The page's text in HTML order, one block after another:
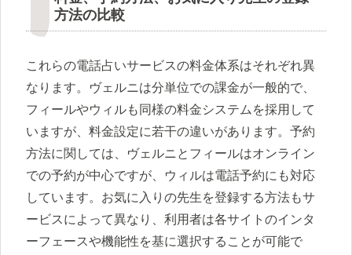
方法の比較
これらの電話占いサービスの料金体系はそれぞれ異
なります。ヴェルニは分単位での課金が一般的で、
フィールやウィルも同様の料金システムを採用して
いますが、料金設定に若干の違いがあります。予約
方法に関しては、ヴェルニとフィールはオンライン
での予約が中心ですが、ウィルは電話予約にも対応
しています。お気に入りの先生を登録する方法もサ
ービスによって異なり、利用者は各サイトのインタ
ーフェースや機能性を基に選択することが可能で